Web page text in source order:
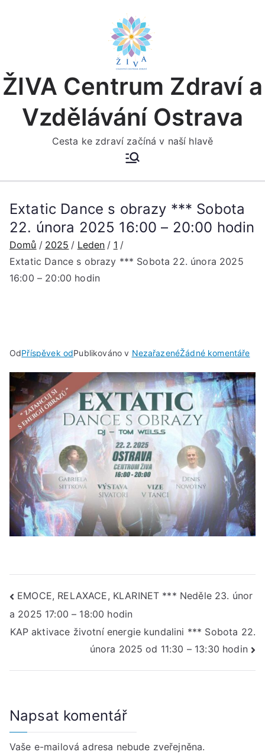
ŽIVA Centrum Zdraví a
Vzdělávání Ostrava
Cesta ke zdraví začíná v naší hlavě
Extatic Dance s obrazy *** Sobota
22. února 2025 16:00 – 20:00 hodin
Domů 2025 Leden
1
Extatic Dance s obrazy *** Sobota 22. února 2025
16:00 – 20:00 hodin
OdPříspěvek odPublikováno v NezařazenéŽádné komentářeu
s
***
22.
–
Navigace
pro
příspěvek
EMOCE, RELAXACE, KLARINET *** Neděle 23. únor
a 2025 17:00 – 18:00 hodin
KAP aktivace životní energie kundalini *** Sobota 22.
února 2025 od 11:30 – 13:30 hodin
Napsat komentář
Vaše e-mailová adresa nebude zveřejněna.